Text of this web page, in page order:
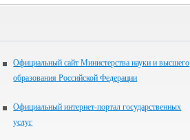
Официальный сайт Министерства науки и высшего
образования Российской Федерации
Официальный интернет-портал государственных
услуг